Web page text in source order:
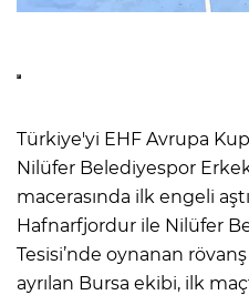
Türkiye'yi EHF Avrupa
Nilüfer Belediyespor
macerasında ilk engeli
Hafnarfjordur ile Nilüfer
Tesisi’nde oynanan
ayrılan Bursa ekibi, ilk